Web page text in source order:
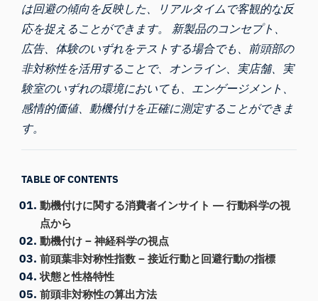
は回避の傾向を反映した、リアルタイムで客観的な反
応を捉えることができます。 新製品のコンセプト、
広告、体験のいずれをテストする場合でも、前頭部の
非対称性を活用することで、オンライン、実店舗、実
験室のいずれの環境においても、エンゲージメント、
感情的価値、動機付けを正確に測定することができま
す。
TABLE OF CONTENTS
動機付けに関する消費者インサイト ― 行動科学の視
点から
動機付け – 神経科学の視点
前頭葉非対称性指数 – 接近行動と回避行動の指標
状態と性格特性
前頭非対称性の算出方法